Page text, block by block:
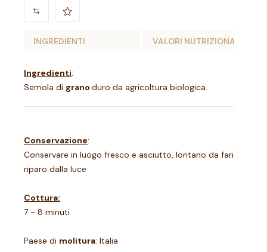
INGREDIENTI VALORI NUTRIZIONALI
Ingredienti:
Semola di grano duro da agricoltura biologica.
Conservazione:
Conservare in luogo fresco e asciutto, lontano da farine, riso
riparo dalla luce
Cottura:
7 - 8 minuti
Paese di molitura: Italia